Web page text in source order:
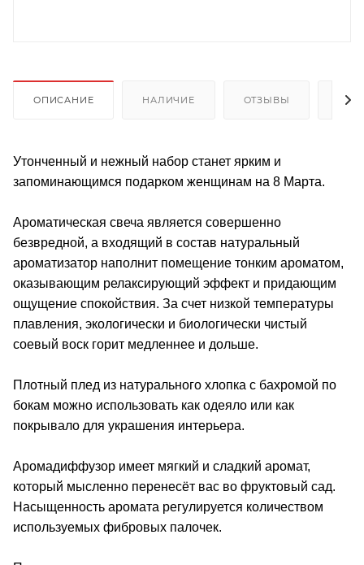
ОПИСАНИЕ НАЛИЧИЕ ОТЗЫВЫ
Утонченный и нежный набор станет ярким и
запоминающимся подарком женщинам на 8 Марта.
Ароматическая свеча является совершенно
безвредной, а входящий в состав натуральный
ароматизатор наполнит помещение тонким ароматом,
оказывающим релаксирующий эффект и придающим
ощущение спокойствия. За счет низкой температуры
плавления, экологически и биологически чистый
соевый воск горит медленнее и дольше.
Плотный плед из натурального хлопка с бахромой по
бокам можно использовать как одеяло или как
покрывало для украшения интерьера.
Аромадиффузор имеет мягкий и сладкий аромат,
который мысленно перенесёт вас во фруктовый сад.
Насыщенность аромата регулируется количеством
используемых фибровых палочек.